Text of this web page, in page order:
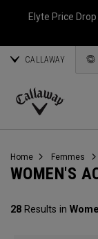
Elyte Price
CALLAWAY
Callaway
Home Femmes
WOMEN'S
28 Results in